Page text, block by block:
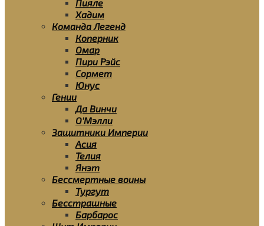
Пияле
Хадим
Команда Легенд
Коперник
Омар
Пири Рэйс
Сормет
Юнус
Гении
Да Винчи
О’Мэлли
Защитники Империи
Асия
Телия
Янэт
Бессмертные воины
Тургут
Бесстрашные
Барбарос